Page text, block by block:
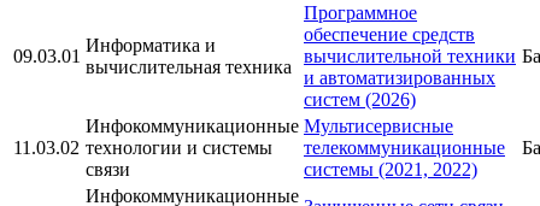
09.03.01
Информатика и
вычислительная техника
Программное
обеспечение средств
вычислительной техники
и автоматизированных
систем (2026)
11.03.02
Инфокоммуникационные
технологии и системы
связи
Мультисервисные
телекоммуникационные
системы (2021, 2022)
Инфокоммуникационные